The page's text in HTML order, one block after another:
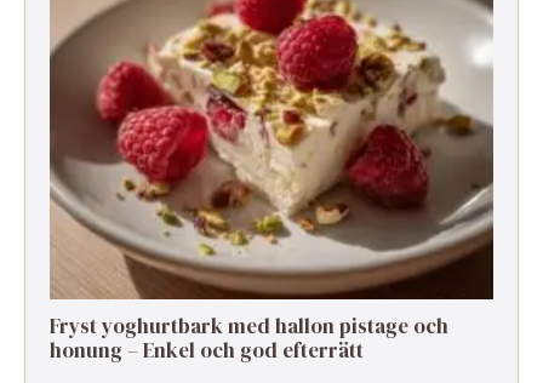
Fryst yoghurtbark med hallon pistage och
honung – Enkel och god efterrätt